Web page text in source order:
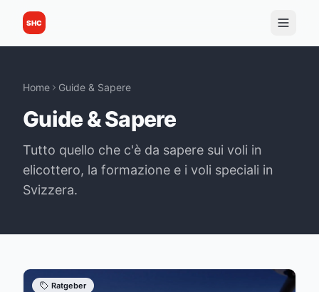
SHC
Home Guide & Sapere
Guide & Sapere
Tutto quello che c'è da sapere sui voli in
elicottero, la formazione e i voli speciali in
Svizzera.
Ratgeber